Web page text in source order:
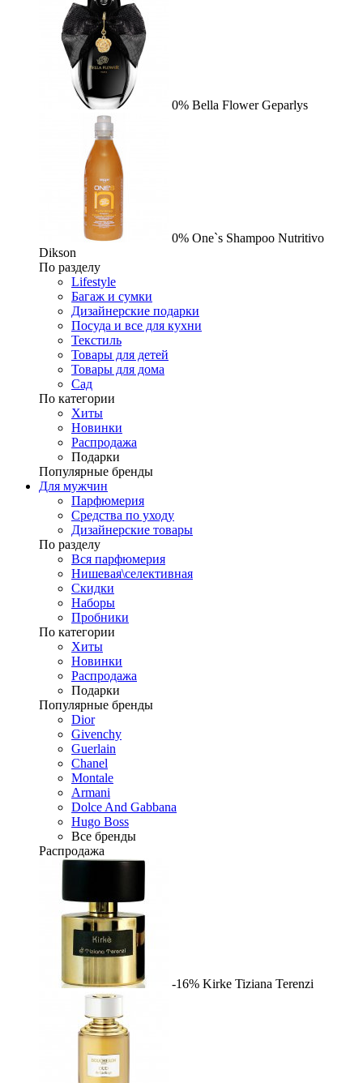
0% Bella Flower Geparlys
0% One`s Shampoo Nutritivo
Dikson
По разделу
Lifestyle
Багаж и сумки
Дизайнерские подарки
Посуда и все для кухни
Текстиль
Товары для детей
Товары для дома
Сад
По категории
Хиты
Новинки
Распродажа
Подарки
Популярные бренды
Для мужчин
Парфюмерия
Средства по уходу
Дизайнерские товары
По разделу
Вся парфюмерия
Нишевая\селективная
Скидки
Наборы
Пробники
По категории
Хиты
Новинки
Распродажа
Подарки
Популярные бренды
Dior
Givenchy
Guerlain
Chanel
Montale
Armani
Dolce And Gabbana
Hugo Boss
Все бренды
Распродажа
-16% Kirke Tiziana Terenzi